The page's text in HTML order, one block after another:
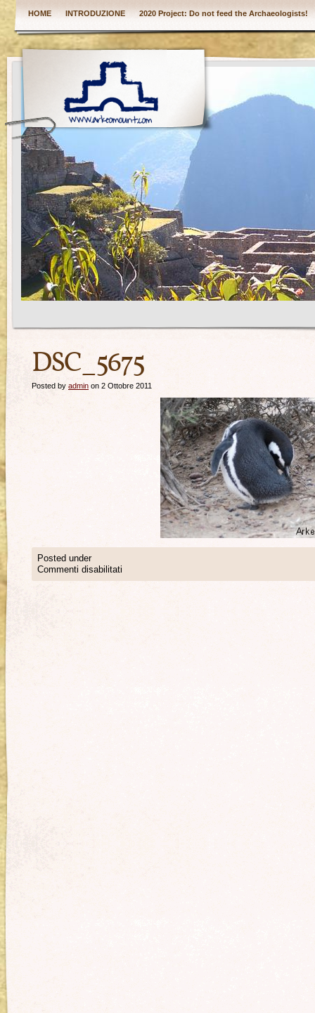
HOME INTRODUZIONE 2020 Project: Do not feed the Archaeologists!
DSC_5675
Posted by admin on 2 Ottobre 2011
Posted under
Commenti disabilitati